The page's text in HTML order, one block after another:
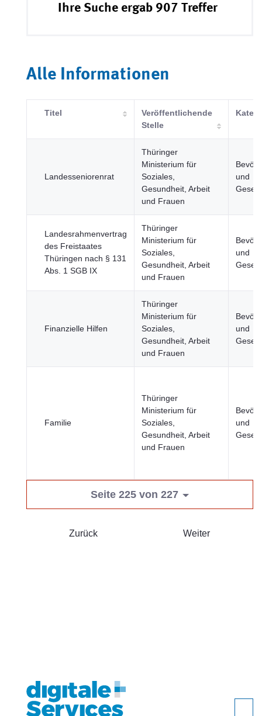
Ihre Suche ergab 907 Treffer
Alle Informationen
Titel
Veröffentlichende
Stelle
Landesseniorenrat
Thüringer
Ministerium für
Soziales,
Gesundheit, Arbeit
und Frauen
und
Landesrahmenvertrag
des Freistaates
Thüringen nach § 131
Abs. 1 SGB IX
Thüringer
Ministerium für
Soziales,
Gesundheit, Arbeit
und Frauen
und
Finanzielle Hilfen
Thüringer
Ministerium für
Soziales,
Gesundheit, Arbeit
und Frauen
und
Familie
Thüringer
Ministerium für
Soziales,
Gesundheit, Arbeit
und Frauen
und
Seite 225 von 227
Zurück Weiter